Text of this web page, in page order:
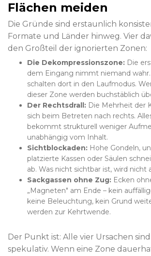
Flächen meiden
Die Gründe sind erstaunlich
Formate und Länder hinweg. Vier
den Großteil der ignorierten Zonen:
Die Dekompressionszone: Die
dem Eingang nimmt niemand
schalten dort in den Laufmodus.
dieser Zone werden buchstäblich
Der Rechtsdrall: Die Mehrheit der
sich beim Betreten nach rechts.
bekommt strukturell weniger
unabhängig vom Inhalt.
Sichtblockaden: Hohe Gondeln,
platzierte Kassen oder Säulen
ab. Was nicht sichtbar ist, wird nicht
Sackgassen ohne Zug: Ecken
„Magneten" am Ende – kein
keine Beleuchtung, kein Grund
werden zur Kehrtwende.
Der Punkt ist: Alle vier Ursachen
spekulativ. Wenn eine Zone